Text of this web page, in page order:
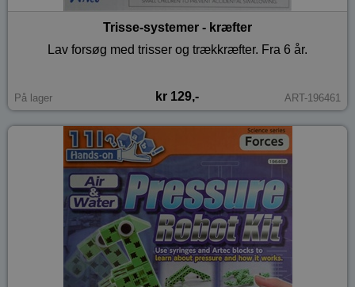
Trisse-systemer - kræfter
Lav forsøg med trisser og trækkræfter. Fra 6 år.
På lager kr 129,- ART-196461